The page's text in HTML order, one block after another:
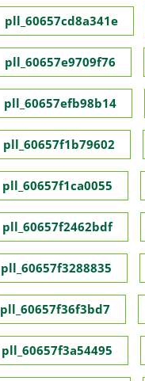
pll_60657cd8a341e
pll_60657e9709f76
pll_60657efb98b14
pll_60657f1b79602
pll_60657f1ca0055
pll_60657f2462bdf
pll_60657f3288835
pll_60657f36f3bd7
pll_60657f3a54495